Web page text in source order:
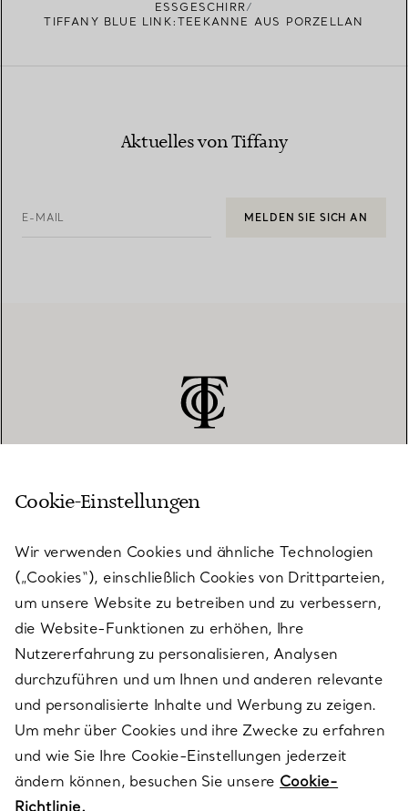
ESSGESCHIRR
TIFFANY BLUE LINK:TEEKANNE AUS PORZELLAN
Aktuelles von Tiffany
E-MAIL MELDEN SIE SICH AN
KUNDENSERVICE
SERVICES
ÜBER TIFFANY & CO.
RECHTLICHE HINWEISE
FOLGEN SIE UNS
Cookie-Einstellungen
Wir verwenden Cookies und ähnliche Technologien
(„Cookies“), einschließlich Cookies von Drittparteien,
um unsere Website zu betreiben und zu verbessern,
die Website-Funktionen zu erhöhen, Ihre
Nutzererfahrung zu personalisieren, Analysen
durchzuführen und um Ihnen und anderen relevante
und personalisierte Inhalte und Werbung zu zeigen.
Um mehr über Cookies und ihre Zwecke zu erfahren
und wie Sie Ihre Cookie-Einstellungen jederzeit
ändern können, besuchen Sie unsere Cookie-
Richtlinie.